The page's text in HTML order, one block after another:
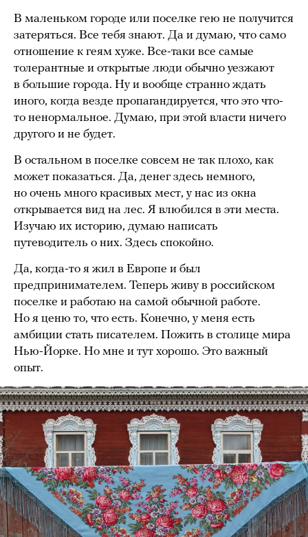
В маленьком городе или поселке гею не получится
затеряться. Все тебя знают. Да и думаю, что само
отношение к геям хуже. Все-таки все самые
толерантные и открытые люди обычно уезжают
в большие города. Ну и вообще странно ждать
иного, когда везде пропагандируется, что это что-
то ненормальное. Думаю, при этой власти ничего
другого и не будет.
В остальном в поселке совсем не так плохо, как
может показаться. Да, денег здесь немного,
но очень много красивых мест, у нас из окна
открывается вид на лес. Я влюбился в эти места.
Изучаю их историю, думаю написать
путеводитель о них. Здесь спокойно.
Да, когда-то я жил в Европе и был
предпринимателем. Теперь живу в российском
поселке и работаю на самой обычной работе.
Но я ценю то, что есть. Конечно, у меня есть
амбиции стать писателем. Пожить в столице мира
Нью-Йорке. Но мне и тут хорошо. Это важный
опыт.